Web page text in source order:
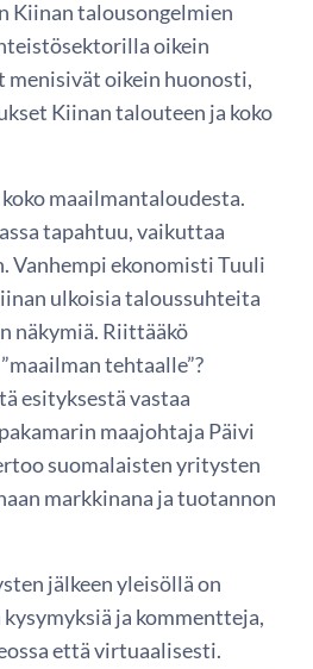
Kiinan talousongelmien
oikein
menisivät oikein huonosti,
Kiinan talouteen ja koko
maailmantaloudesta.
tapahtuu, vaikuttaa
Vanhempi ekonomisti Tuuli
ulkoisia taloussuhteita
näkymiä. Riittääkö
tehtaalle”?
esityksestä vastaa
maajohtaja Päivi
suomalaisten yritysten
markkinana ja tuotannon
jälkeen yleisöllä on
ja kommentteja,
että virtuaalisesti.